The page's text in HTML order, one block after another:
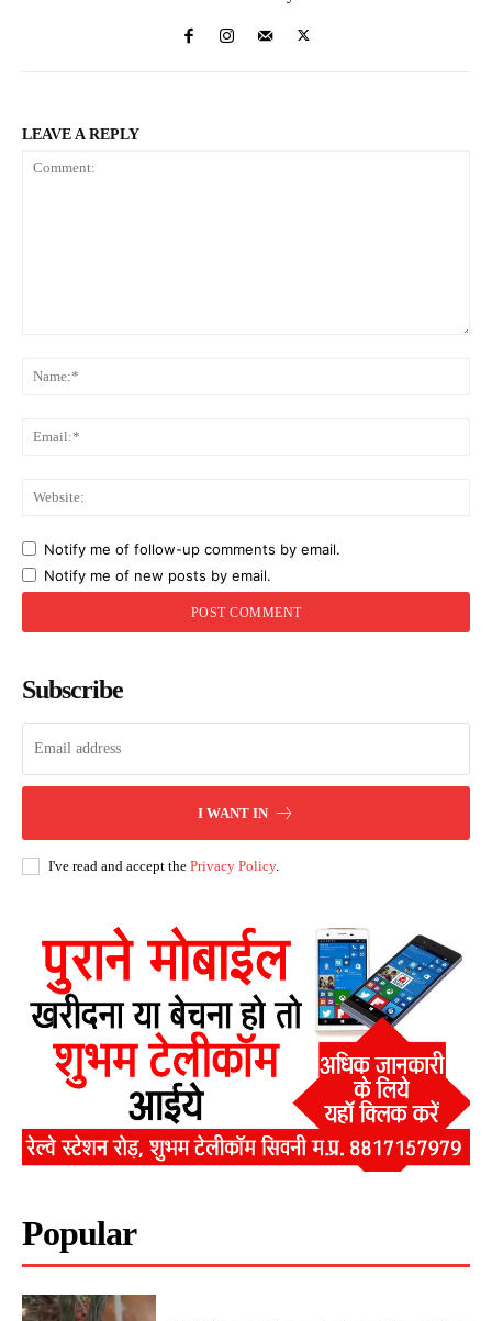
LEAVE A REPLY
Notify me of follow-up comments by email.
Notify me of new posts by email.
Subscribe
I WANT IN
I've read and accept the Privacy Policy.
Popular